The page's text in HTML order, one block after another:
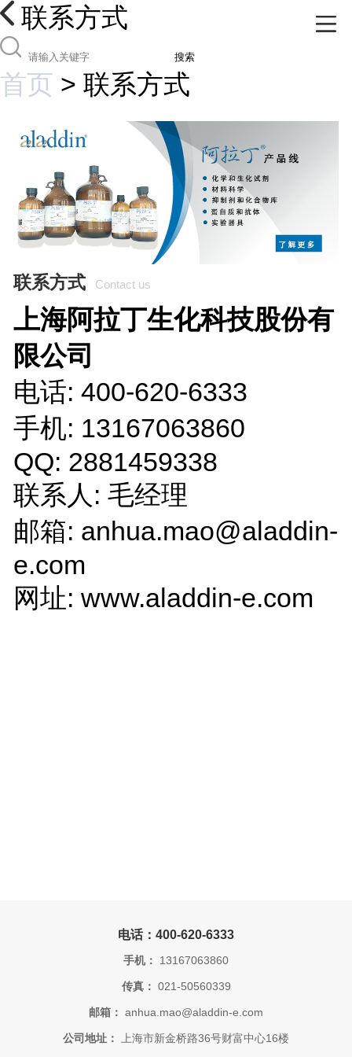
联系方式
搜索
首页 > 联系方式
联系方式 Contact us
上海阿拉丁生化科技股份有
限公司
电话: 400-620-6333
手机: 13167063860
QQ: 2881459338
联系人: 毛经理
邮箱: anhua.mao@aladdin-
e.com
网址: www.aladdin-e.com
电话：400-620-6333
手机： 13167063860
传真： 021-50560339
邮箱： anhua.mao@aladdin-e.com
公司地址： 上海市新金桥路36号财富中心16楼